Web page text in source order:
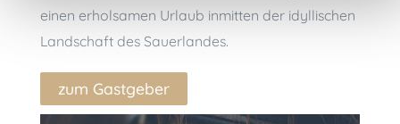
einen erholsamen Urlaub inmitten der idyllischen
Landschaft des Sauerlandes.
zum Gastgeber